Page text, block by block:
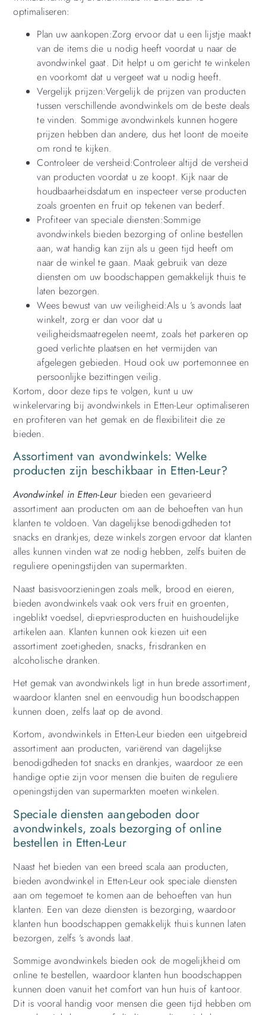
optimaliseren:
Plan uw aankopen:Zorg ervoor dat u een lijstje maakt
van de items die u nodig heeft voordat u naar de
avondwinkel gaat. Dit helpt u om gericht te winkelen
en voorkomt dat u vergeet wat u nodig heeft.
Vergelijk prijzen:Vergelijk de prijzen van producten
tussen verschillende avondwinkels om de beste deals
te vinden. Sommige avondwinkels kunnen hogere
prijzen hebben dan andere, dus het loont de moeite
om rond te kijken.
Controleer de versheid:Controleer altijd de versheid
van producten voordat u ze koopt. Kijk naar de
houdbaarheidsdatum en inspecteer verse producten
zoals groenten en fruit op tekenen van bederf.
Profiteer van speciale diensten:Sommige
avondwinkels bieden bezorging of online bestellen
aan, wat handig kan zijn als u geen tijd heeft om
naar de winkel te gaan. Maak gebruik van deze
diensten om uw boodschappen gemakkelijk thuis te
laten bezorgen.
Wees bewust van uw veiligheid:Als u ’s avonds laat
winkelt, zorg er dan voor dat u
veiligheidsmaatregelen neemt, zoals het parkeren op
goed verlichte plaatsen en het vermijden van
afgelegen gebieden. Houd ook uw portemonnee en
persoonlijke bezittingen veilig.
Kortom, door deze tips te volgen, kunt u uw
winkelervaring bij avondwinkels in Etten-Leur optimaliseren
en profiteren van het gemak en de flexibiliteit die ze
bieden.
Assortiment van avondwinkels: Welke
producten zijn beschikbaar in Etten-Leur?
Avondwinkel in Etten-Leurbieden een gevarieerd
assortiment aan producten om aan de behoeften van hun
klanten te voldoen. Van dagelijkse benodigdheden tot
snacks en drankjes, deze winkels zorgen ervoor dat klanten
alles kunnen vinden wat ze nodig hebben, zelfs buiten de
reguliere openingstijden van supermarkten.
Naast basisvoorzieningen zoals melk, brood en eieren,
bieden avondwinkels vaak ook vers fruit en groenten,
ingeblikt voedsel, diepvriesproducten en huishoudelijke
artikelen aan. Klanten kunnen ook kiezen uit een
assortiment zoetigheden, snacks, frisdranken en
alcoholische dranken.
Het gemak van avondwinkels ligt in hun brede assortiment,
waardoor klanten snel en eenvoudig hun boodschappen
kunnen doen, zelfs laat op de avond.
Kortom, avondwinkels in Etten-Leur bieden een uitgebreid
assortiment aan producten, variërend van dagelijkse
benodigdheden tot snacks en drankjes, waardoor ze een
handige optie zijn voor mensen die buiten de reguliere
openingstijden van supermarkten moeten winkelen.
Speciale diensten aangeboden door
avondwinkels, zoals bezorging of online
bestellen in Etten-Leur
Naast het bieden van een breed scala aan producten,
bieden avondwinkel in Etten-Leur ook speciale diensten
aan om tegemoet te komen aan de behoeften van hun
klanten. Een van deze diensten is bezorging, waardoor
klanten hun boodschappen gemakkelijk thuis kunnen laten
bezorgen, zelfs ’s avonds laat.
Sommige avondwinkels bieden ook de mogelijkheid om
online te bestellen, waardoor klanten hun boodschappen
kunnen doen vanuit het comfort van hun huis of kantoor.
Dit is vooral handig voor mensen die geen tijd hebben om